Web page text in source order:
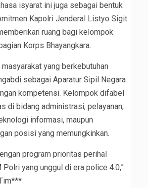
isyarat ini juga sebagai bentuk
Kapolri Jenderal Listyo Sigit
ruang bagi kelompok
Korps Bhayangkara.
masyarakat yang berkebutuhan
sebagai Aparatur Sipil Negara
kompetensi. Kelompok difabel
di bidang administrasi, pelayanan,
informasi, maupun
posisi yang memungkinkan.
program prioritas perihal
Polri yang unggul di era police 4.0,”